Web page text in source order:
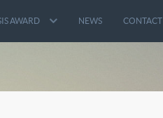
AWARD NEWS CONTACT